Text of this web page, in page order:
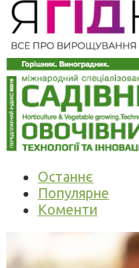
Останнє
Популярне
Коменти